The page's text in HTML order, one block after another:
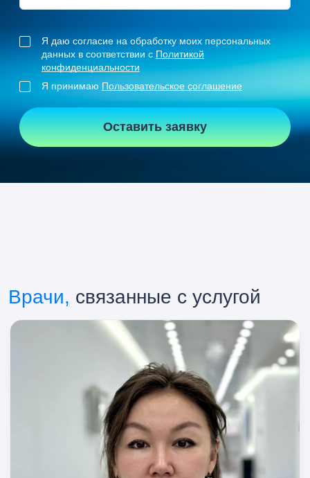
Я даю согласие на обработку моих персональных
данных в соответствии с Политикой
конфиденциальности
Я принимаю Пользовательское соглашение
Оставить заявку
Врачи, связанные с услугой